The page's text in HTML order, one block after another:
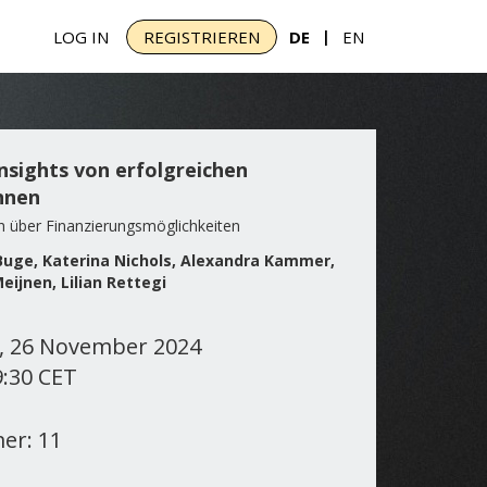
LOG IN REGISTRIEREN DE | EN
von erfolgreichen
über Finanzierungsmöglichkeiten
Katerina Nichols, Alexandra Kammer,
Lilian Rettegi
26 November 2024
CET
11